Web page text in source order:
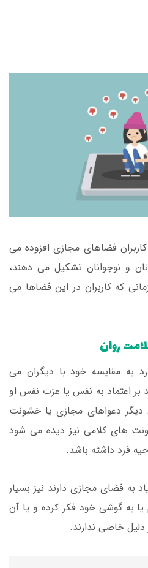
فضاهای مجازی افزوده می
و نوجوانان تشکیل می دهند،
که کاربران در این فضاها می
روان
به مقایسه خود با دیگران می
بر اعتماد به نفس یا عزت نفس او
دیگر دعواهای مجازی یا خشونت
های کلامی نیز دیده می شود
فرد داشته باشد.
به فضای مجازی دارند نیز بسیار
یا به گوشی خود فکر کرده و یا آن
خاصی ندارند.